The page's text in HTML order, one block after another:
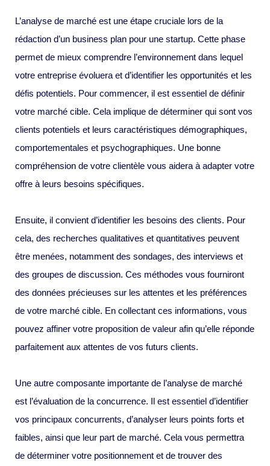
L’analyse de marché est une étape cruciale lors de la
rédaction d’un business plan pour une startup. Cette phase
permet de mieux comprendre l’environnement dans lequel
votre entreprise évoluera et d’identifier les opportunités et les
défis potentiels. Pour commencer, il est essentiel de définir
votre marché cible. Cela implique de déterminer qui sont vos
clients potentiels et leurs caractéristiques démographiques,
comportementales et psychographiques. Une bonne
compréhension de votre clientèle vous aidera à adapter votre
offre à leurs besoins spécifiques.
Ensuite, il convient d’identifier les besoins des clients. Pour
cela, des recherches qualitatives et quantitatives peuvent
être menées, notamment des sondages, des interviews et
des groupes de discussion. Ces méthodes vous fourniront
des données précieuses sur les attentes et les préférences
de votre marché cible. En collectant ces informations, vous
pouvez affiner votre proposition de valeur afin qu’elle réponde
parfaitement aux attentes de vos futurs clients.
Une autre composante importante de l’analyse de marché
est l’évaluation de la concurrence. Il est essentiel d’identifier
vos principaux concurrents, d’analyser leurs points forts et
faibles, ainsi que leur part de marché. Cela vous permettra
de déterminer votre positionnement et de trouver des